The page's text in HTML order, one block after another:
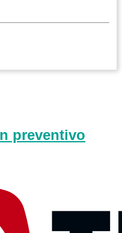
preventivo